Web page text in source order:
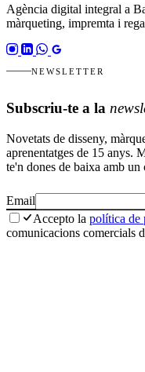
Agència digital integral a
màrqueting, impremta i
NEWSLETTER
Subscriu-te a la
Novetats de disseny,
aprenentatges de 15 anys.
te'n dones de baixa amb un
Email
Accepto la política de
comunicacions comercials